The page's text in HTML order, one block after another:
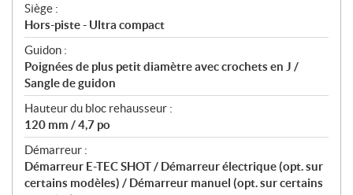
Siège :
Hors-piste - Ultra compact
Guidon :
Poignées de plus petit diamètre avec crochets en J /
Sangle de guidon
Hauteur du bloc rehausseur :
120 mm / 4,7 po
Démarreur :
Démarreur E-TEC SHOT / Démarreur électrique (opt. sur
certains modèles) / Démarreur manuel (opt. sur certains